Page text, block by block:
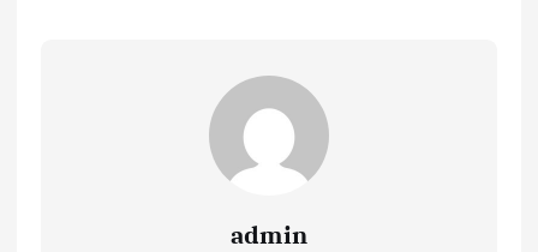
admin